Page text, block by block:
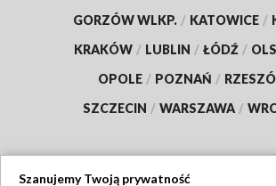
GORZÓW WLKP. / KATOWICE /
KRAKÓW / LUBLIN / ŁÓDŹ /
OPOLE / POZNAŃ /
SZCZECIN / WARSZAWA /
Szanujemy Twoją prywatność